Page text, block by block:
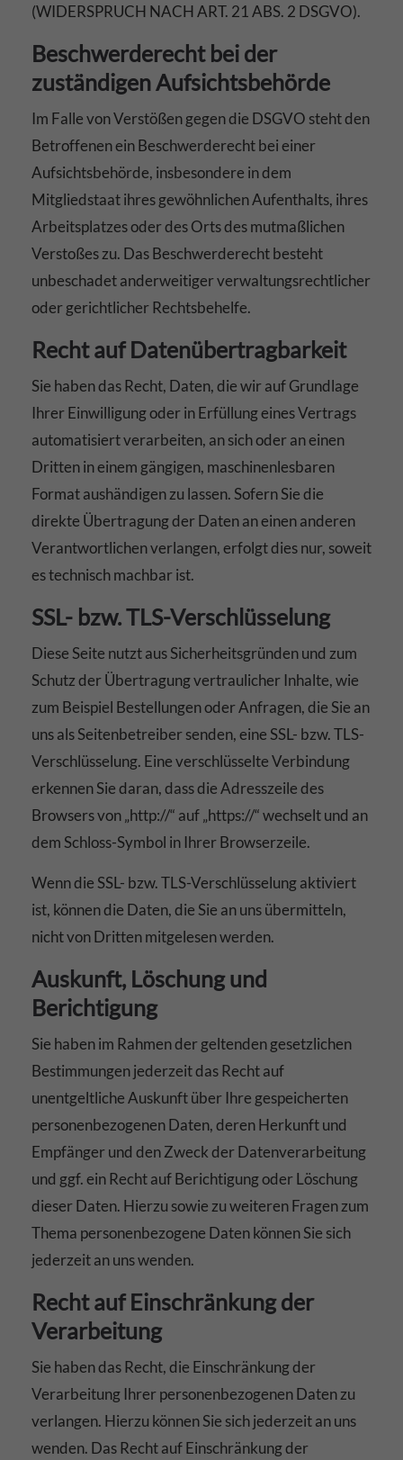
(WIDERSPRUCH NACH ART. 21 ABS. 2 DSGVO).
Beschwerde­recht bei der
zuständigen Aufsichts­behörde
Im Falle von Verstößen gegen die DSGVO steht den
Betroffenen ein Beschwerderecht bei einer
Aufsichtsbehörde, insbesondere in dem
Mitgliedstaat ihres gewöhnlichen Aufenthalts, ihres
Arbeitsplatzes oder des Orts des mutmaßlichen
Verstoßes zu. Das Beschwerderecht besteht
unbeschadet anderweitiger verwaltungsrechtlicher
oder gerichtlicher Rechtsbehelfe.
Recht auf Daten­übertrag­barkeit
Sie haben das Recht, Daten, die wir auf Grundlage
Ihrer Einwilligung oder in Erfüllung eines Vertrags
automatisiert verarbeiten, an sich oder an einen
Dritten in einem gängigen, maschinenlesbaren
Format aushändigen zu lassen. Sofern Sie die
direkte Übertragung der Daten an einen anderen
Verantwortlichen verlangen, erfolgt dies nur, soweit
es technisch machbar ist.
SSL- bzw. TLS-Verschlüsselung
Diese Seite nutzt aus Sicherheitsgründen und zum
Schutz der Übertragung vertraulicher Inhalte, wie
zum Beispiel Bestellungen oder Anfragen, die Sie an
uns als Seitenbetreiber senden, eine SSL- bzw. TLS-
Verschlüsselung. Eine verschlüsselte Verbindung
erkennen Sie daran, dass die Adresszeile des
Browsers von „http://“ auf „https://“ wechselt und an
dem Schloss-Symbol in Ihrer Browserzeile.
Wenn die SSL- bzw. TLS-Verschlüsselung aktiviert
ist, können die Daten, die Sie an uns übermitteln,
nicht von Dritten mitgelesen werden.
Auskunft, Löschung und
Berichtigung
Sie haben im Rahmen der geltenden gesetzlichen
Bestimmungen jederzeit das Recht auf
unentgeltliche Auskunft über Ihre gespeicherten
personenbezogenen Daten, deren Herkunft und
Empfänger und den Zweck der Datenverarbeitung
und ggf. ein Recht auf Berichtigung oder Löschung
dieser Daten. Hierzu sowie zu weiteren Fragen zum
Thema personenbezogene Daten können Sie sich
jederzeit an uns wenden.
Recht auf Einschränkung der
Verarbeitung
Sie haben das Recht, die Einschränkung der
Verarbeitung Ihrer personenbezogenen Daten zu
verlangen. Hierzu können Sie sich jederzeit an uns
wenden. Das Recht auf Einschränkung der